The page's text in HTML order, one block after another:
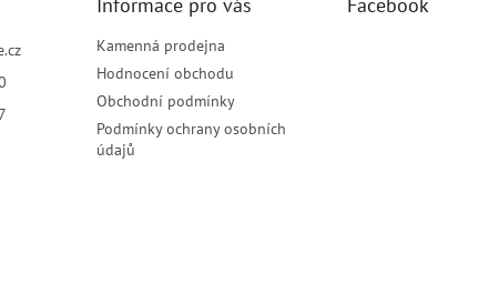
Kamenná prodejna
Hodnocení obchodu
Obchodní podmínky
Podmínky ochrany osobních
údajů